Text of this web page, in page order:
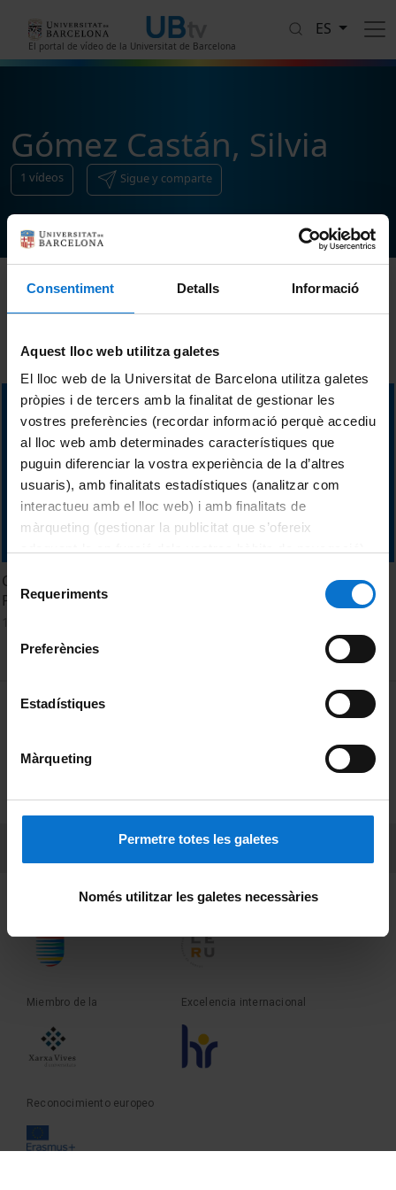
Consentiment Detalls Informació
Aquest lloc web utilitza galetes
El lloc web de la Universitat de Barcelona utilitza galetes
pròpies i de tercers amb la finalitat de gestionar les
vostres preferències (recordar informació perquè accediu
al lloc web amb determinades característiques que
puguin diferenciar la vostra experiència de la d’altres
usuaris), amb finalitats estadístiques (analitzar com
interactueu amb el lloc web) i amb finalitats de
màrqueting (gestionar la publicitat que s’ofereix
consultar laPolítica de galetes del lloc web de la
Selecció
de Requeriments
Preferències
Estadístiques
Màrqueting
Permetre totes les galetes
Només utilitzar les galetes necessàries
El portal de vídeo de la Universitat de Barcelona
ES
Gómez Castán, Silvia
1 vídeos Sigue y comparte
Ordenar
Compartir experiencias: protocolos que surgen de los
Planes de Igualdad
MENÚ PEU 1
Privacidad y términos
Sobre UBtv
Fundadora de la Miembro de la
Miembro de la Excelencia internacional
Reconocimiento europeo